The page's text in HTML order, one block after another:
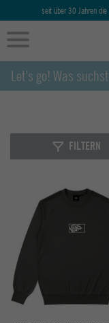
FILTERN